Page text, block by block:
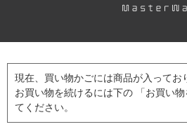
現在、買い物かごには商品が入ってお
お買い物を続けるには下の 「お買い
てください。